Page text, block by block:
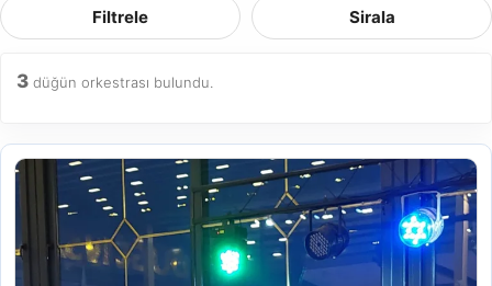
Filtrele Sirala
3 düğün orkestrası bulundu.